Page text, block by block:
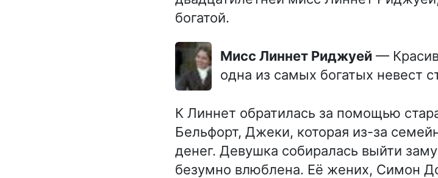
богатой.
мисс Линнет Риджуей —
одна из самых богатых невест
К Линнет обратилась за помощью
Бельфорт, Джеки, которая из-за
денег. Девушка собиралась выйти
безумно влюблена. Её жених, Симон